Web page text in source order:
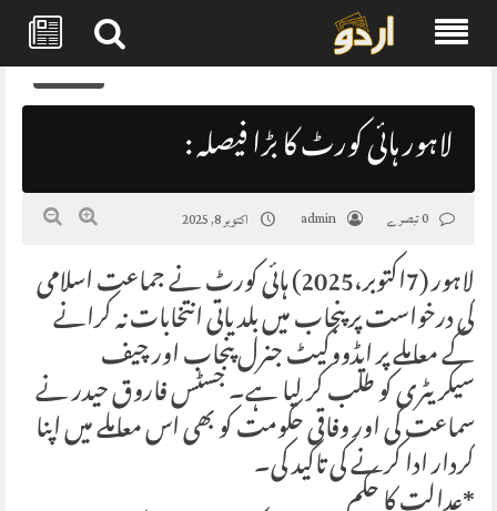
Skip
content
0
لاہور ہائی کورٹ کا بڑا فیصلہ :
admin اکتوبر 8, 2025
لاہور (7اکتوبر،2025) ہائی کورٹ نے جماعت اسلامی
کی درخواست پر پنجاب میں بلدیاتی انتخابات نہ کرانے
کے معاملے پر ایڈووکیٹ جنرل پنجاب اور چیف
سیکریٹری کو طلب کر لیا ہے۔ جسٹس فاروق حیدر نے
سماعت کی اور وفاقی حکومت کو بھی اس معاملے میں اپنا
کردار ادا کرنے کی تاکید کی۔